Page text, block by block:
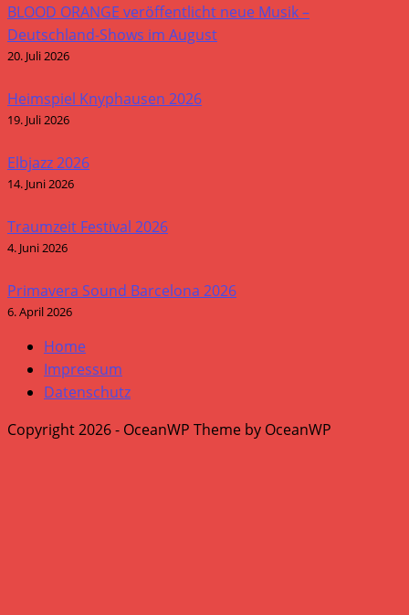
BLOOD ORANGE veröffentlicht neue Musik –
Deutschland-Shows im August
20. Juli 2026
Heimspiel Knyphausen 2026
19. Juli 2026
Elbjazz 2026
14. Juni 2026
Traumzeit Festival 2026
4. Juni 2026
Primavera Sound Barcelona 2026
6. April 2026
Home
Impressum
Datenschutz
Copyright 2026 - OceanWP Theme by OceanWP